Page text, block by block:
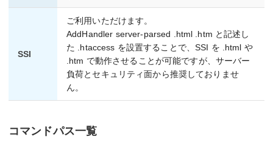
SSI
ご利用いただけます。
AddHandler server-parsed .html .htm と記述し
た .htaccess を設置することで、SSI を .html や
.htm で動作させることが可能ですが、サーバー
負荷とセキュリティ面から推奨しておりませ
ん。
コマンドパス一覧